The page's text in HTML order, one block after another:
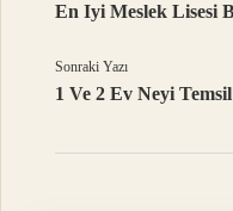
En Iyi Meslek Lisesi
Sonraki Yazı
1 Ve 2 Ev Neyi